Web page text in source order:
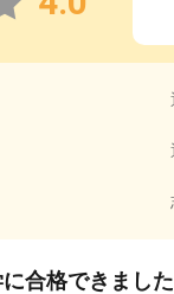
合格できました